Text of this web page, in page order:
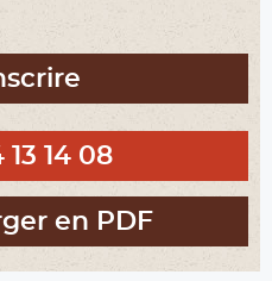
14 08
en PDF